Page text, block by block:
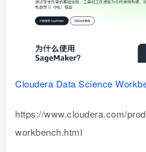
Cloudera Data Science
https://www.cloudera.com/
workbench.html